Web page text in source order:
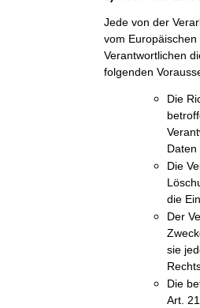
Jede von der
vom
Verantwortlichen
folgenden
Die
Die
die
Der
sie
Die
Art.